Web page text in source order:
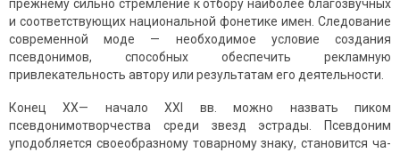
прежнему сильно стремление к отбору наиболее благо­звучных
и соответствующих национальной фонетике имен. Следование
совре­менной моде — необходимое условие создания
псевдонимов, способных обес­печить рекламную
привлекательность автору или результатам его деятельности.
Конец XX— начало ХХI вв. можно назвать пиком
псевдонимотворчества среди звезд эстра­ды. Псевдоним
уподобляется своеобразному товарному знаку, становится ча­